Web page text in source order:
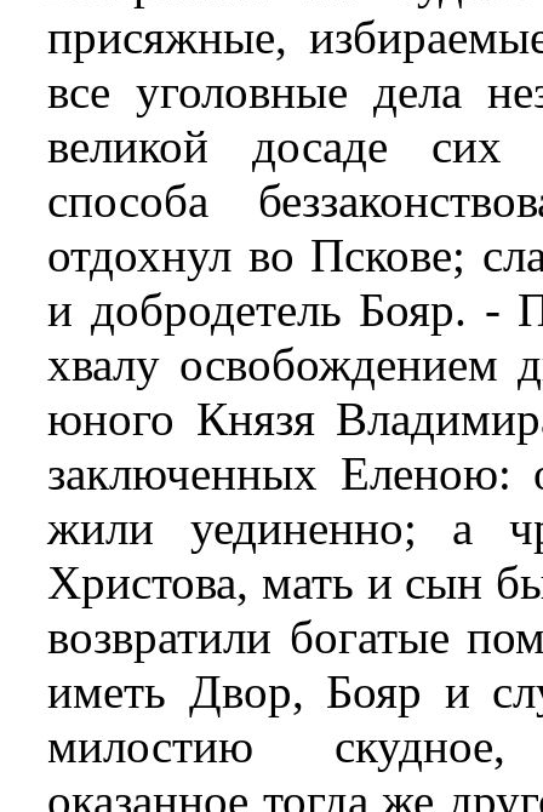
присяжные,
все уголовные дела
великой досаде
способа
отдохнул во Пскове;
и добродетель Бояр. -
хвалу освобождением
юного Князя
заключенных Еленою:
жили уединенно; а
Христова, мать и сын
возвратили богатые
иметь Двор, Бояр и
милостию скудное,
оказанное тогда же